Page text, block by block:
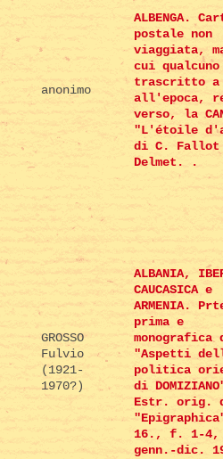
anonimo
ALBENGA.
postale non
viaggiata,
cui qualcuno
trascritto a
all'epoca,
verso, la
"L'étoile
di C.
Delmet. .
GROSSO
Fulvio
(1921-
1970?)
ALBANIA,
CAUCASICA e
ARMENIA.
prima e
monografica
"Aspetti
politica
di
Estr. orig.
16., f. 1-4,
genn.-dic.